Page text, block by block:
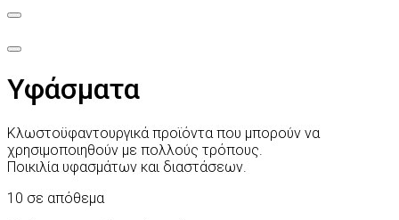
Υφάσματα
Κλωστοϋφαντουργικά προϊόντα που μπορούν να
χρησιμοποιηθούν με πολλούς τρόπους.
Ποικιλία υφασμάτων και διαστάσεων.
10 σε απόθεμα